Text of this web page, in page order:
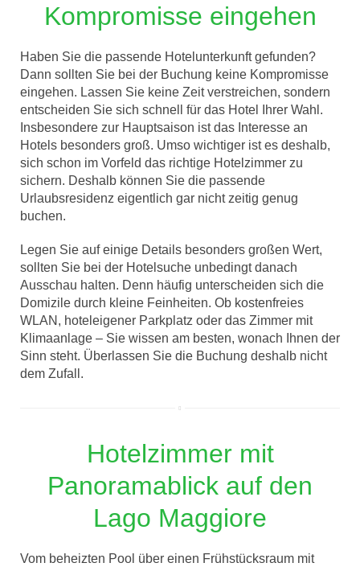
Kompromisse eingehen
Haben Sie die passende Hotelunterkunft gefunden?
Dann sollten Sie bei der Buchung keine Kompromisse
eingehen. Lassen Sie keine Zeit verstreichen, sondern
entscheiden Sie sich schnell für das Hotel Ihrer Wahl.
Insbesondere zur Hauptsaison ist das Interesse an
Hotels besonders groß. Umso wichtiger ist es deshalb,
sich schon im Vorfeld das richtige Hotelzimmer zu
sichern. Deshalb können Sie die passende
Urlaubsresidenz eigentlich gar nicht zeitig genug
buchen.
Legen Sie auf einige Details besonders großen Wert,
sollten Sie bei der Hotelsuche unbedingt danach
Ausschau halten. Denn häufig unterscheiden sich die
Domizile durch kleine Feinheiten. Ob kostenfreies
WLAN, hoteleigener Parkplatz oder das Zimmer mit
Klimaanlage – Sie wissen am besten, wonach Ihnen der
Sinn steht. Überlassen Sie die Buchung deshalb nicht
dem Zufall.
Hotelzimmer mit
Panoramablick auf den
Lago Maggiore
Vom beheizten Pool über einen Frühstücksraum mit